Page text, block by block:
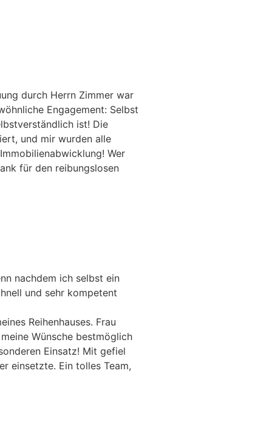
durch Herrn Zimmer war
Engagement: Selbst
ist! Die
und mir wurden alle
Wer
für den reibungslosen
nachdem ich selbst ein
und sehr kompetent
Reihenhauses. Frau
Wünsche bestmöglich
Einsatz! Mit gefiel
einsetzte. Ein tolles Team,